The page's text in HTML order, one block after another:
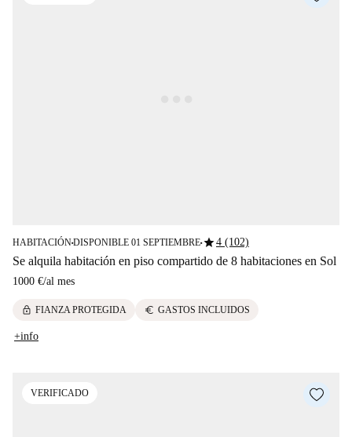
HABITACIÓN■DISPONIBLE 01 SEPTIEMBRE■star4 (102)
Se alquila habitación en piso compartido de 8 habitaciones en Sol
1000 €/al mes
lock FIANZA PROTEGIDA euro GASTOS INCLUIDOS
+info
VERIFICADO